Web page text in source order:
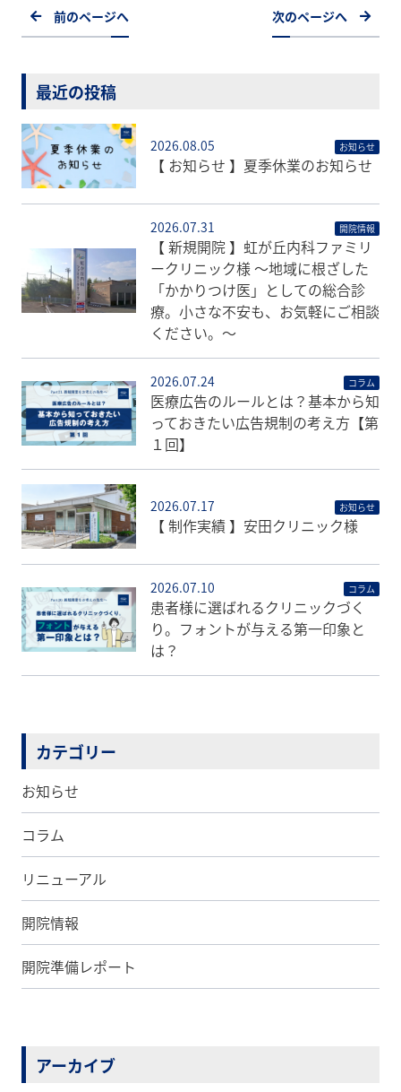
前のページへ 次のページへ
最近の投稿
2026.08.05 お知らせ
【 お知らせ 】夏季休業のお知らせ
2026.07.31 開院情報
【 新規開院 】虹が丘内科ファミリ
ークリニック様 〜地域に根ざした
「かかりつけ医」としての総合診
療。小さな不安も、お気軽にご相談
ください。〜
2026.07.24 コラム
医療広告のルールとは？基本から知
っておきたい広告規制の考え方【第
１回】
2026.07.17 お知らせ
【 制作実績 】安田クリニック様
2026.07.10 コラム
患者様に選ばれるクリニックづく
り。フォントが与える第一印象と
は？
カテゴリー
お知らせ
コラム
リニューアル
開院情報
開院準備レポート
アーカイブ